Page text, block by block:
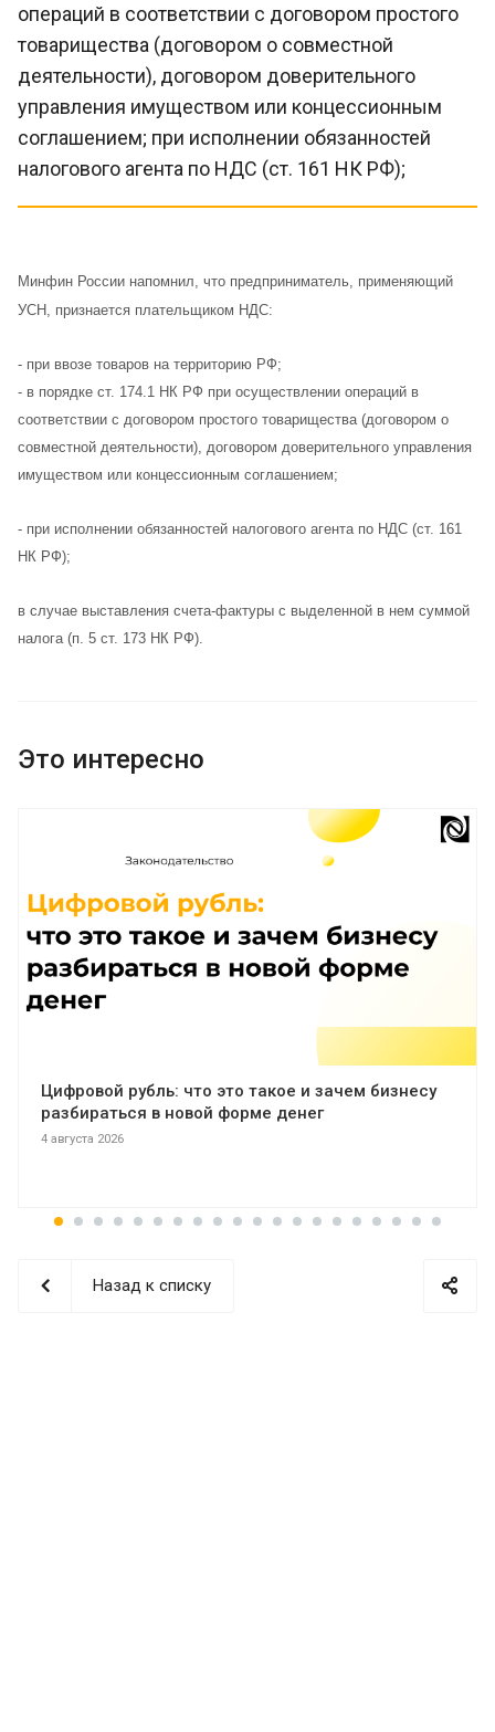
операций в соответствии с договором простого
товарищества (договором о совместной
деятельности), договором доверительного
управления имуществом или концессионным
соглашением; при исполнении обязанностей
налогового агента по НДС (ст. 161 НК РФ);
Минфин России напомнил, что предприниматель, применяющий
УСН, признается плательщиком НДС:
- при ввозе товаров на территорию РФ;
- в порядке ст. 174.1 НК РФ при осуществлении операций в
соответствии с договором простого товарищества (договором о
совместной деятельности), договором доверительного управления
имуществом или концессионным соглашением;
- при исполнении обязанностей налогового агента по НДС (ст. 161
НК РФ);
в случае выставления счета-фактуры с выделенной в нем суммой
налога (п. 5 ст. 173 НК РФ).
Это интересно
Цифровой рубль: что это такое и зачем бизнесу
разбираться в новой форме денег
4 августа 2026
Назад к списку